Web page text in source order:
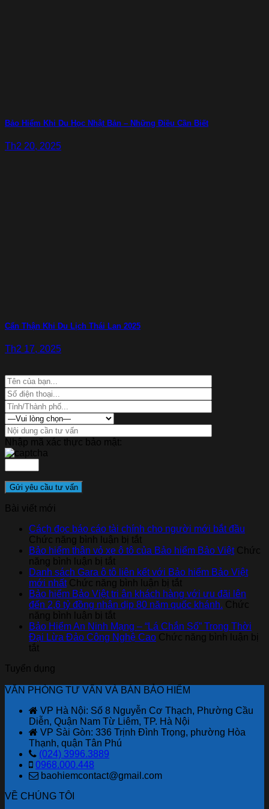
Bảo Hiểm Khi Du Học Nhật Bản – Những Điều Cần Biết
Th2 20, 2025
Cẩn Thận Khi Du Lịch Thái Lan 2025
Th2 17, 2025
Nhập mã xác thực bảo mật:
Bài viết mới
Cách đọc báo cáo tài chính cho người mới bắt đầu
Chức năng bình luận bị tắtở
Cách
báo
cáo
tài
chính
người
mới
Bảo hiểm thân vỏ xe ô tô của Bảo hiểm Bảo Việt Chức
năng bình luận bị tắtở
Bảo
hiểm
thân
vỏ
xe
ô
tô
Việt
Danh sách Gara ô tô liên kết với Bảo hiểm Bảo Việt
mới nhất Chức năng bình luận bị tắtở
Danh
sách
ô
tô
hiểm
Việt
mới
nhất
Bảo hiểm Bảo Việt tri ân khách hàng với ưu đãi lên
đến 2,6 tỷ đồng nhân dịp 80 năm quốc khánh. Chức
năng bình luận bị tắtở
Bảo
hiểm
khách
với
ưu
đãi
lên
tỷ
Bảo Hiểm An Ninh Mạng – “Lá Chắn Số” Trong Thời
Đại Lừa Đảo Công Nghệ Cao Chức năng bình luận bị
tắtở
Hiểm
Ninh
–
“Lá
Chắn
Số”
Trong
Thời
Đại
Lừa
Đảo
Tuyển dụng
VĂN PHÒNG TƯ VẤN VÀ BÁN BẢO HIỂM
VP Hà Nội: Số 8 Nguyễn Cơ Thạch, Phường Cầu
Diễn, Quận Nam Từ Liêm, TP. Hà Nội
VP Sài Gòn: 336 Trịnh Đình Trọng, phường Hòa
Thạnh, quận Tân Phú
(024) 3996.3889
0968.000.448
baohiemcontact@gmail.com
VỀ CHÚNG TÔI